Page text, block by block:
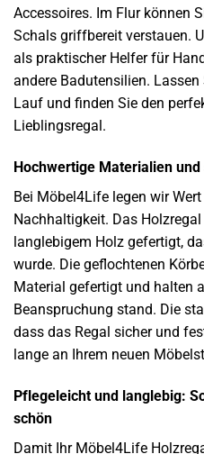
Accessoires. Im Flur können
Schals griffbereit verstauen.
als praktischer Helfer für
andere Badutensilien.
Lauf und finden Sie den
Lieblingsregal.
Hochwertige Materialien
Bei Möbel4Life legen wir
Nachhaltigkeit. Das
langlebigem Holz gefertigt,
wurde. Die geflochtenen
Material gefertigt und halten
Beanspruchung stand. Die
dass das Regal sicher und
lange an Ihrem neuen
Pflegeleicht und langlebig:
schön
Damit Ihr Möbel4Life